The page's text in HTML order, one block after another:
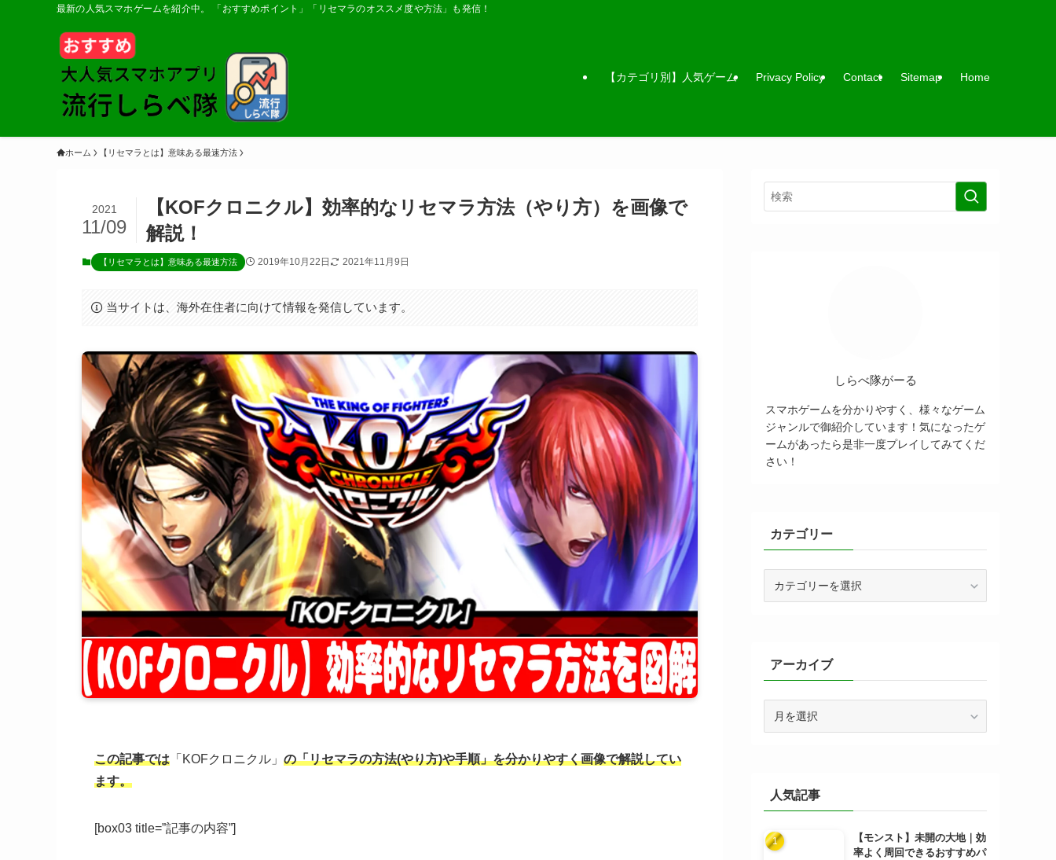
最新の人気スマホゲームを紹介中。 「おすすめポイント」「リセマラのオススメ度や方法」も発信！
【カテゴリ別】人気ゲーム Privacy Policy Contact Sitemap Home
ホーム 【リセマラとは】意味ある最速方法
【KOFクロニクル】効率的なリセマラ方法（やり方）を画像で
解説！
2021
11/09
【リセマラとは】意味ある最速方法 2019年10月22日 2021年11月9日
当サイトは、海外在住者に向けて情報を発信しています。
この記事では 「KOFクロニクル」 の「リセマラの方法(やり方)や手順」を分かりやすく画像で解説してい
ます。
[box03 title=”記事の内容”]
しらべ隊がーる
スマホゲームを分かりやすく、様々なゲーム
ジャンルで御紹介しています！気になったゲ
ームがあったら是非一度プレイしてみてくだ
さい！
カテゴリー
アーカイブ
人気記事
【モンスト】未開の大地｜効
率よく周回できるおすすめパ